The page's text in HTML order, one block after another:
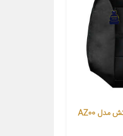
روکش صندلی خودرو آذین روکش مدل AZ00